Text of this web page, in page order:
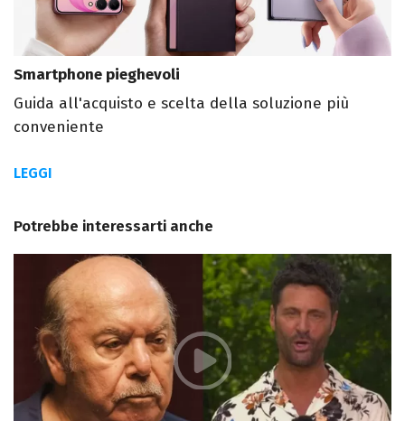
Smartphone pieghevoli
Guida all'acquisto e scelta della soluzione più
conveniente
LEGGI
Potrebbe interessarti anche